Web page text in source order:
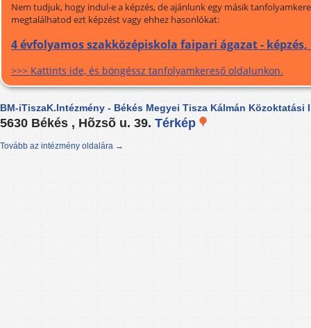
Nem tudjuk, hogy indul-e a képzés, de ajánlunk egy másik
megtalálhatod ezt képzést vagy ehhez hasonlókat:
4 évfolyamos szakközépiskola faipari ágazat -
>>> Kattints ide, és böngéssz tanfolyamkereső oldalunkon.
BM-iTiszaK.Intézmény - Békés Megyei Tisza Kálmán Közoktatási
5630 Békés , Hõzsõ u. 39. Térkép
Tovább az intézmény oldalára →